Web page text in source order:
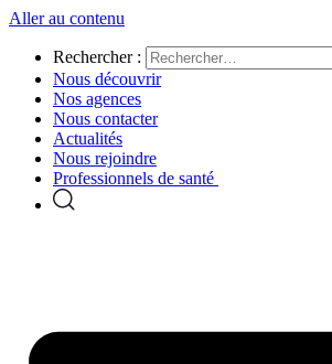
Aller au contenu
Rechercher :
Nous découvrir
Nos agences
Nous contacter
Actualités
Nous rejoindre
Professionnels de santé